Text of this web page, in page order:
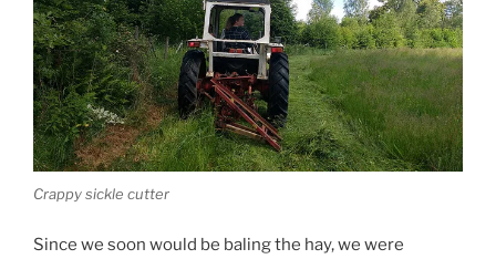
Crappy sickle cutter
Since we soon would be baling the hay, we were